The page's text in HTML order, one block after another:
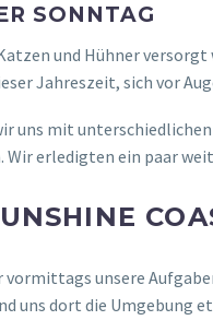
SONNTAG
und Hühner
Jahreszeit, sich vor
uns mit
Wir erledigten ein paar
unsere
uns dort die Umgebung